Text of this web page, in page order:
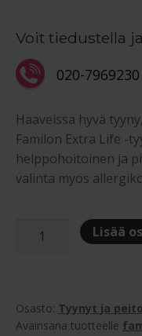
oli:
39.90 €.
Voit tiedustella
020-7969230
Haaveissa hyvä
Familon Extra Life -
helppohoitoinen ja
valinta myös
Familon
tyyny
määrä
Lisää
Osasto: Tyynyt ja
Avainsana tuotteelle